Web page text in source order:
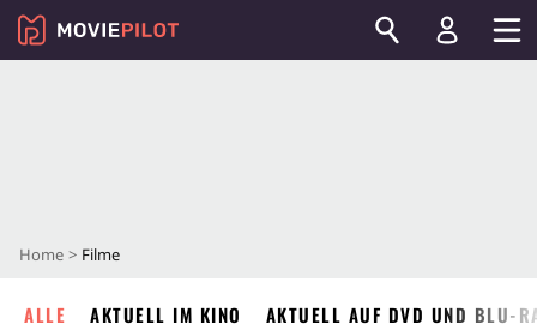
Home Filme
ALLE AKTUELL IM KINO AKTUELL AUF DVD UND BLU-